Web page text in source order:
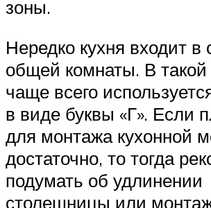
зоны.
Нередко кухня входит в
общей комнаты. В такой
чаще всего
в виде буквы «Г». Если
для монтажа кухонной
достаточно, то тогда
подумать об удлинении
столешницы или